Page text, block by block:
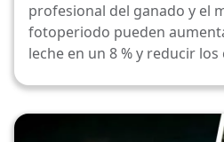
profesional del ganado y el
fotoperiodo pueden
leche en un 8 % y reducir